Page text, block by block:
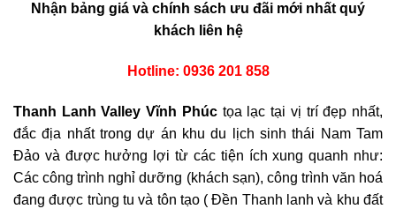
Nhận bảng giá và chính sách ưu đãi mới nhất quý
khách liên hệ
Hotline: 0936 201 858
Thanh Lanh Valley Vĩnh Phúctọa lạc tại vị trí đẹp nhất,
đắc địa nhất trong dự án khu du lịch sinh thái Nam Tam
Đảo và được hưởng lợi từ các tiện ích xung quanh như:
Các công trình nghỉ dưỡng (khách sạn), công trình văn hoá
đang được trùng tu và tôn tạo ( Đền Thanh lanh và khu đất